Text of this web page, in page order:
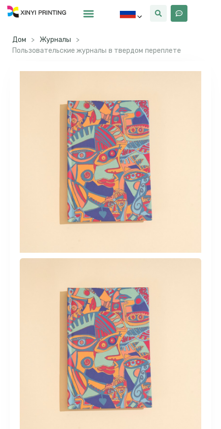
Дом > Журналы
>
Пользовательские журналы в твердом переплете